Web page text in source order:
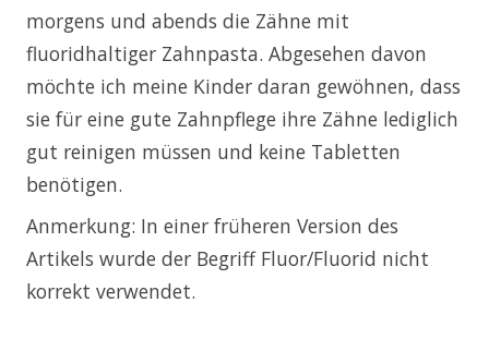
morgens und abends die Zähne mit
fluoridhaltiger Zahnpasta. Abgesehen davon
möchte ich meine Kinder daran gewöhnen, dass
sie für eine gute Zahnpflege ihre Zähne lediglich
gut reinigen müssen und keine Tabletten
benötigen.
Anmerkung: In einer früheren Version des
Artikels wurde der Begriff Fluor/Fluorid nicht
korrekt verwendet.